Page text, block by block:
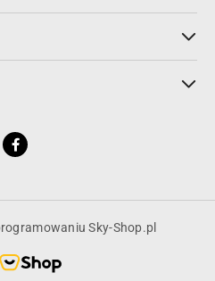
Sky-Shop.pl